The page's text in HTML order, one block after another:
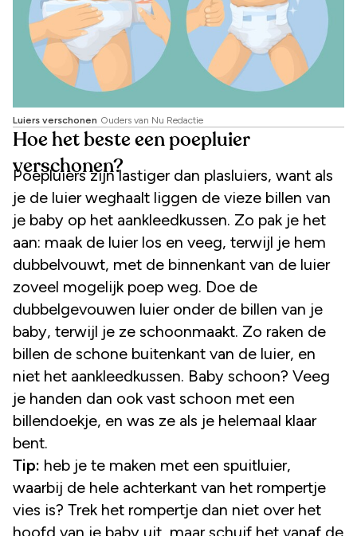
Luiers verschonen Ouders van Nu Redactie
Hoe het beste een poepluier
verschonen?
Poepluiers zijn lastiger dan plasluiers, want als
je de luier weghaalt liggen de vieze billen van
je baby op het aankleedkussen. Zo pak je het
aan: maak de luier los en veeg, terwijl je hem
dubbelvouwt, met de binnenkant van de luier
zoveel mogelijk poep weg. Doe de
dubbelgevouwen luier onder de billen van je
baby, terwijl je ze schoonmaakt. Zo raken de
billen de schone buitenkant van de luier, en
niet het aankleedkussen. Baby schoon? Veeg
je handen dan ook vast schoon met een
billendoekje, en was ze als je helemaal klaar
bent.
Tip: heb je te maken met een spuitluier,
waarbij de hele achterkant van het rompertje
vies is? Trek het rompertje dan niet over het
hoofd van je baby uit, maar schuif het vanaf de